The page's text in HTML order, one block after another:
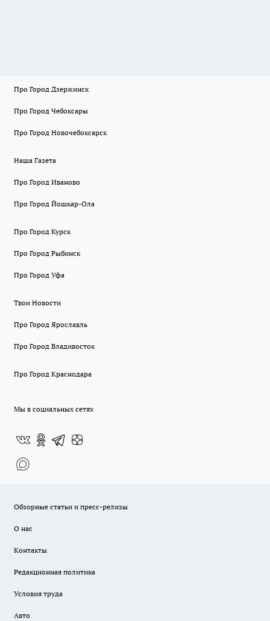
Про Город Дзержинск
Про Город Чебоксары
Про Город Новочебоксарск
Наша Газета
Про Город Иваново
Про Город Йошкар-Ола
Про Город Курск
Про Город Рыбинск
Про Город Уфа
Твои Новости
Про Город Ярославль
Про Город Владивосток
Про Город Краснодара
Мы в социальных сетях
Обзорные статьи и пресс-релизы
О нас
Контакты
Редакционная политика
Условия труда
Авто